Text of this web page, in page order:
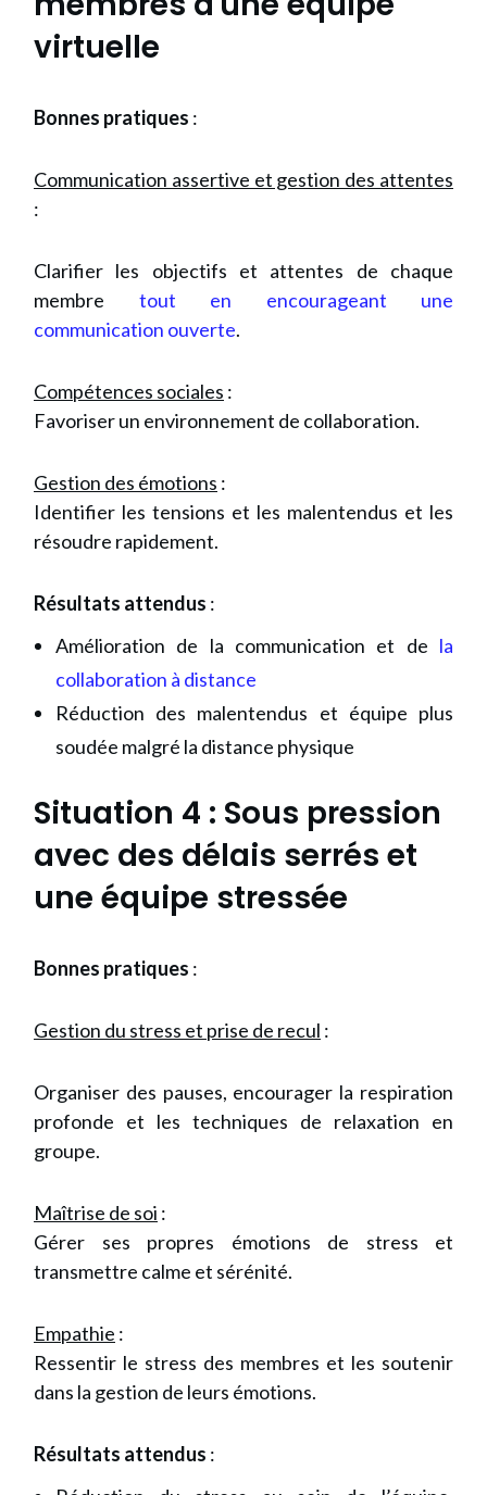
virtuelle
Bonnes pratiques :
Communication assertive et gestion des attentes
:
Clarifier les objectifs et attentes de chaque
membre tout en encourageant une
communication ouverte.
Compétences sociales :
Favoriser un environnement de collaboration.
Gestion des émotions :
Identifier les tensions et les malentendus et les
résoudre rapidement.
Résultats attendus :
Amélioration de la communication et de la
collaboration à distance
Réduction des malentendus et équipe plus
soudée malgré la distance physique
Situation 4 : Sous pression
avec des délais serrés et
une équipe stressée
Bonnes pratiques :
Gestion du stress et prise de recul :
Organiser des pauses, encourager la respiration
profonde et les techniques de relaxation en
groupe.
Maîtrise de soi :
Gérer ses propres émotions de stress et
transmettre calme et sérénité.
Empathie :
Ressentir le stress des membres et les soutenir
dans la gestion de leurs émotions.
Résultats attendus :